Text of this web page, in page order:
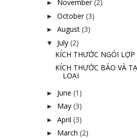
► November (2)
► October (3)
► August (3)
▼ July (2)
KÍCH THƯỚC NGÓI LỢP
KÍCH THƯỚC BÁO VÀ
LOẠI
► June (1)
► May (3)
► April (3)
► March (2)